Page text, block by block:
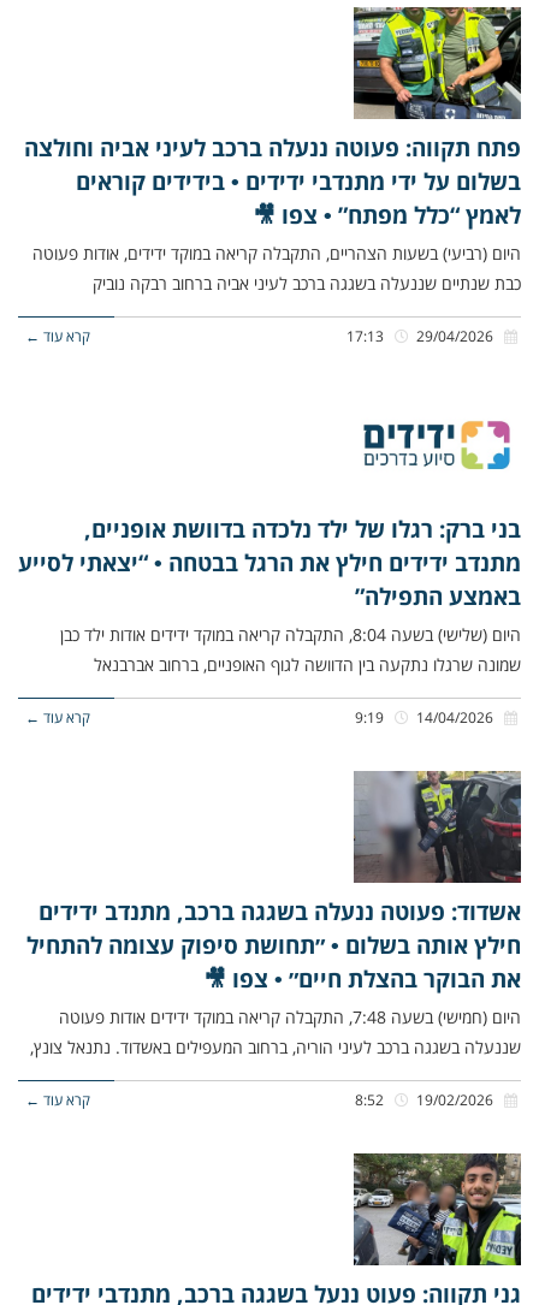
פתח תקווה: פעוטה ננעלה ברכב לעיני אביה וחולצה
בשלום על ידי מתנדבי ידידים • בידידים קוראים
לאמץ “כלל מפתח” • צפו 🎥
היום (רביעי) בשעות הצהריים, התקבלה קריאה במוקד ידידים, אודות פעוטה
כבת שנתיים שננעלה בשגגה ברכב לעיני אביה ברחוב רבקה נוביק
קרא עוד ←
בני ברק: רגלו של ילד נלכדה בדוושת אופניים,
מתנדב ידידים חילץ את הרגל בבטחה • “יצאתי לסייע
באמצע התפילה”
היום (שלישי) בשעה 8:04, התקבלה קריאה במוקד ידידים אודות ילד כבן
שמונה שרגלו נתקעה בין הדוושה לגוף האופניים, ברחוב אברבנאל
קרא עוד ←
אשדוד: פעוטה ננעלה בשגגה ברכב, מתנדב ידידים
חילץ אותה בשלום • ״תחושת סיפוק עצומה להתחיל
את הבוקר בהצלת חיים״ • צפו 🎥
היום (חמישי) בשעה 7:48, התקבלה קריאה במוקד ידידים אודות פעוטה
שננעלה בשגגה ברכב לעיני הוריה, ברחוב המעפילים באשדוד. נתנאל צונץ,
קרא עוד ←
גני תקווה: פעוט ננעל בשגגה ברכב, מתנדבי ידידים